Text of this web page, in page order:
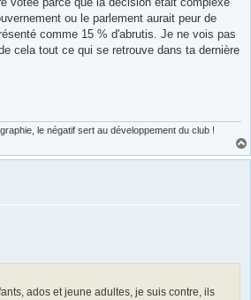
ou le parlement aurait peur de
comme 15 % d'abrutis. Je ne vois pas
cela tout ce qui se retrouve dans ta dernière
le négatif sert au développement du club !
ados et jeune adultes, je suis contre, ils